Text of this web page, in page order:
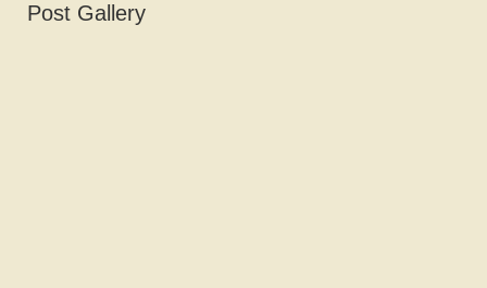
Post Gallery